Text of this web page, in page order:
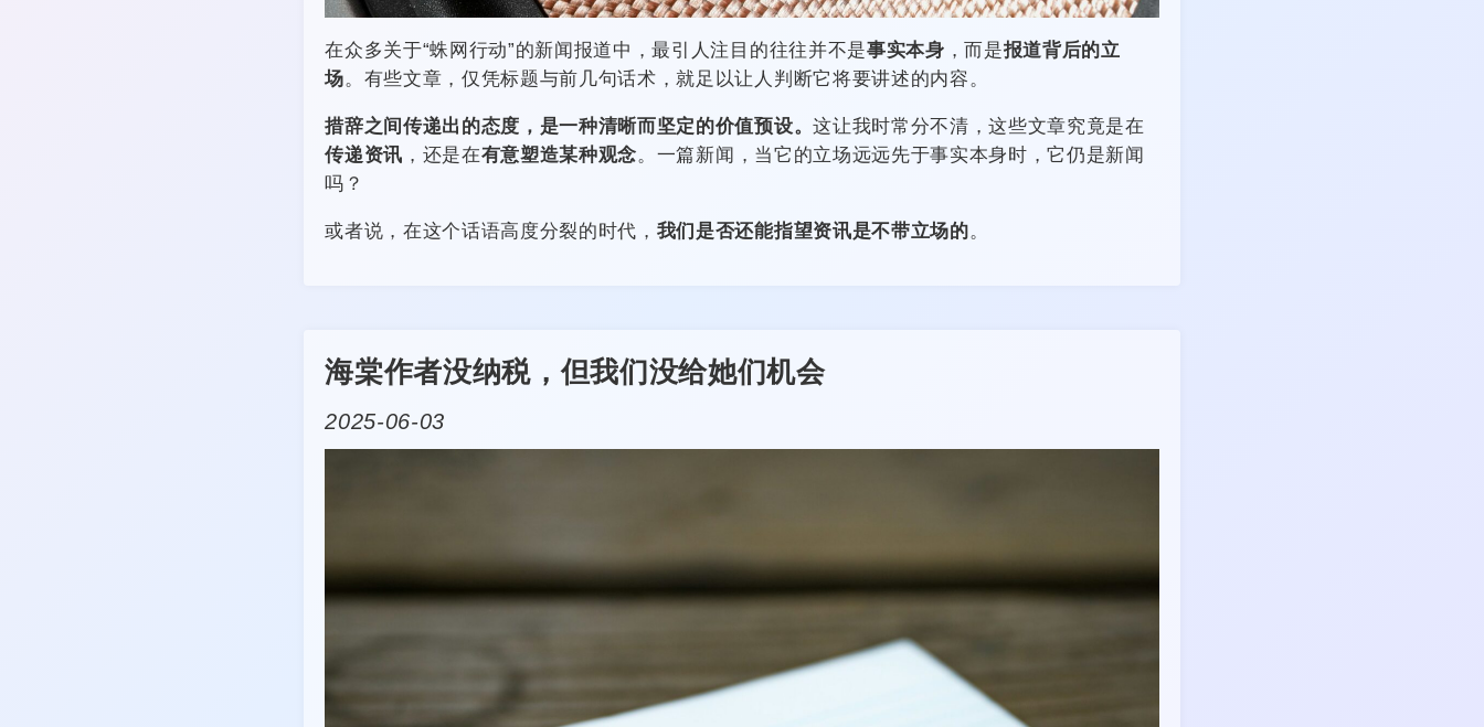
在众多关于“蛛网行动”的新闻报道中，最引人注目的往往并不是事实本身 ，而是报道背后的立
场。有些文章，仅凭标题与前几句话术，就足以让人判断它将要讲述的内容。
措辞之间传递出的态度，是一种清晰而坚定的价值预设。这让我时常分不清，这些文章究竟是在
传递资讯 ，还是在有意塑造某种观念。一篇新闻，当它的立场远远先于事实本身时，它仍是新闻
吗？
或者说，在这个话语高度分裂的时代， 我们是否还能指望资讯是不带立场的。
海棠作者没纳税，但我们没给她们机会
2025-06-03